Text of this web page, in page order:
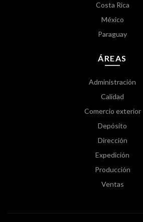
Costa Rica
México
Paraguay
ÁREAS
Administración
Calidad
Comercio exterior
Depósito
Dirección
Expedición
Producción
Ventas